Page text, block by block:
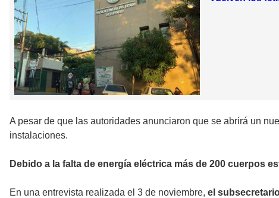
A pesar de que las autoridades anunciaron que se abrirá un
instalaciones.
Debido a la falta de energía eléctrica más de 200 cuerpos
En una entrevista realizada el 3 de noviembre, el